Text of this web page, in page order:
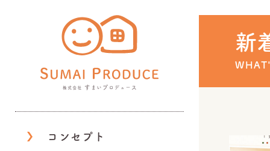
コンセプト
新